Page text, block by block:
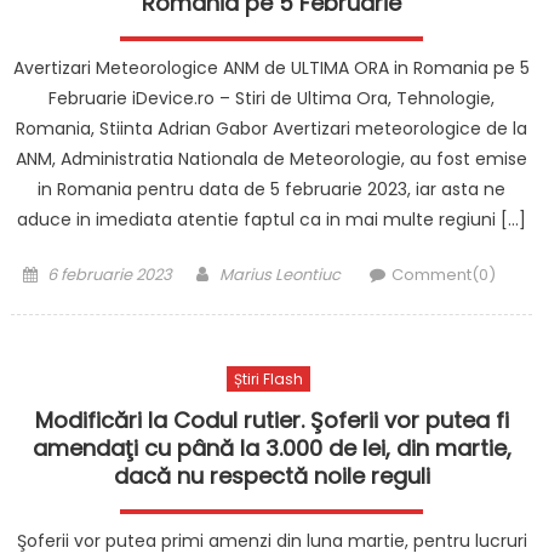
Avertizari Meteorologice ANM de ULTIMA ORA in Romania pe 5
Februarie iDevice.ro – Stiri de Ultima Ora, Tehnologie,
Romania, Stiinta Adrian Gabor Avertizari meteorologice de la
ANM, Administratia Nationala de Meteorologie, au fost emise
in Romania pentru data de 5 februarie 2023, iar asta ne
aduce in imediata atentie faptul ca in mai multe regiuni […]
Posted
6 februarie 2023 Author
Marius Leontiuc Comment(0)
Știri Flash
Modificări la Codul rutier. Şoferii vor putea fi
amendaţi cu până la 3.000 de lei, din martie,
dacă nu respectă noile reguli
Şoferii vor putea primi amenzi din luna martie, pentru lucruri